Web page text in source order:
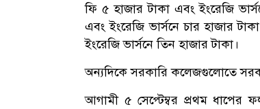
ফি ৫ হাজার টাকা এবং ইংরেজি
এবং ইংরেজি ভার্সনে চার হাজার
ইংরেজি ভার্সনে তিন হাজার টাকা।
অন্যদিকে সরকারি কলেজগুলোতে
আগামী ৫ সেপ্টেম্বর প্রথম ধাপের